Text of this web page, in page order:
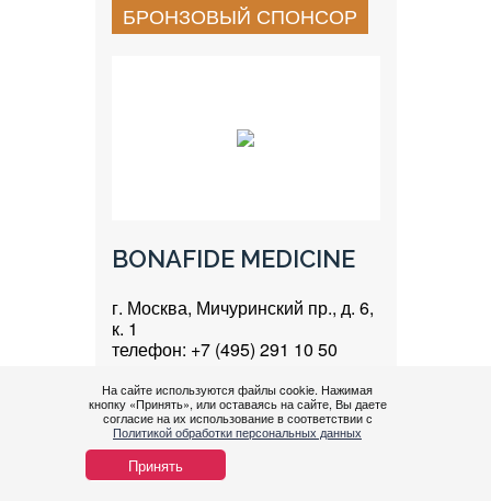
На сайте используются файлы cookie. Нажимая
кнопку «Принять», или оставаясь на сайте, Вы даете
согласие на их использование в соответствии с
Политикой обработки персональных данных
Принять
БРОНЗОВЫЙ СПОНСОР
BONAFIDE MEDICINE
г. Москва, Мичуринский пр., д. 6,
к. 1
телефон: +7 (495) 291 10 50
info@bonafidemed.ru
сайт: www.bonafidemed.ru
телеграм: @bonafidemed